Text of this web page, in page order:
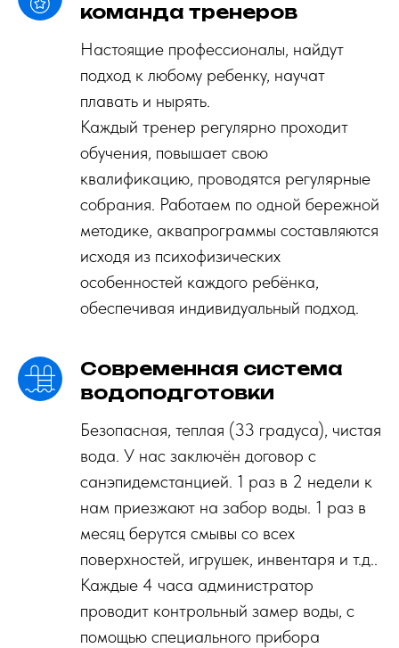
команда тренеров
Настоящие профессионалы, найдут
подход к любому ребенку, научат
плавать и нырять.
Каждый тренер регулярно проходит
обучения, повышает свою
квалификацию, проводятся регулярные
собрания. Работаем по одной бережной
методике, аквапрограммы составляются
исходя из психофизических
особенностей каждого ребёнка,
обеспечивая индивидуальный подход.
Современная система
водоподготовки
Безопасная, теплая (33 градуса), чистая
вода. У нас заключён договор с
санэпидемстанцией. 1 раз в 2 недели к
нам приезжают на забор воды. 1 раз в
месяц берутся смывы со всех
поверхностей, игрушек, инвентаря и т.д..
Каждые 4 часа администратор
проводит контрольный замер воды, с
помощью специального прибора